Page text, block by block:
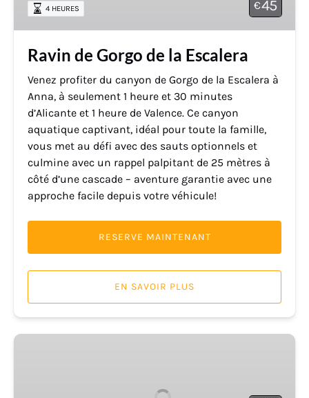
Escalera
€45
4 HEURES
Ravin de Gorgo de la Escalera
Venez profiter du canyon de Gorgo de la Escalera à
Anna, à seulement 1 heure et 30 minutes
d’Alicante et 1 heure de Valence. Ce canyon
aquatique captivant, idéal pour toute la famille,
vous met au défi avec des sauts optionnels et
culmine avec un rappel palpitant de 25 mètres à
côté d’une cascade – aventure garantie avec une
approche facile depuis votre véhicule!
RESERVE MAINTENANT
EN SAVOIR PLUS
Excursion